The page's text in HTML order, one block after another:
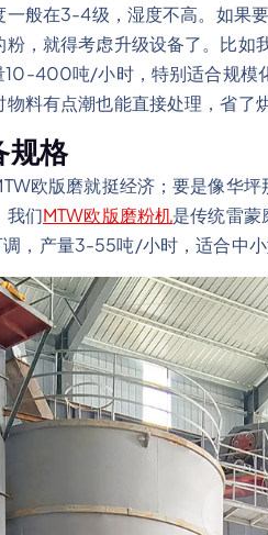
般在3-4级，湿度不高。如果
，就得考虑升级设备了。比如
400吨/小时，特别适合规模化
料有点潮也能直接处理，省了
规格
欧版磨就挺经济；要是像华
我们MTW欧版磨粉机是传统雷蒙
，产量3-55吨/小时，适合中小